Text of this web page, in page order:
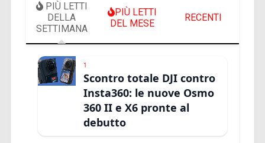
PIÙ LETTI
DELLA
SETTIMANA
PIÙ LETTI
DEL MESE
RECENTI
1
Scontro totale DJI contro
Insta360: le nuove Osmo
360 II e X6 pronte al
debutto